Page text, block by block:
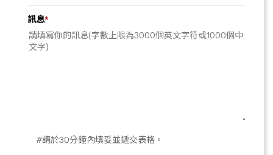
訊息*
#請於30分鐘內填妥並遞交表格。